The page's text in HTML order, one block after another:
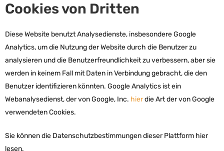
Cookies von Dritten
Diese Website benutzt Analysedienste, insbesondere Google
Analytics, um die Nutzung der Website durch die Benutzer zu
analysieren und die Benutzerfreundlichkeit zu verbessern, aber sie
werden in keinem Fall mit Daten in Verbindung gebracht, die den
Benutzer identifizieren könnten. Google Analytics ist ein
Webanalysedienst, der von Google, Inc. hierdie Art der von Google
verwendeten Cookies.
Sie können die Datenschutzbestimmungen dieser Plattform hier
lesen.